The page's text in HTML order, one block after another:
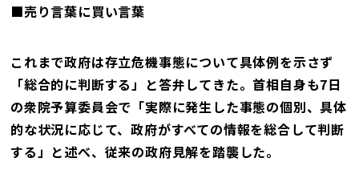
■売り言葉に買い言葉
これまで政府は存立危機事態について具体例を示さず
「総合的に判断する」と答弁してきた。首相自身も7日
の衆院予算委員会で「実際に発生した事態の個別、具体
的な状況に応じて、政府がすべての情報を総合して判断
する」と述べ、従来の政府見解を踏襲した。